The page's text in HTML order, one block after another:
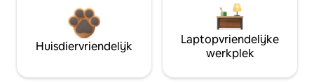
Huisdiervriendelijk
Laptopvriendelijke
werkplek